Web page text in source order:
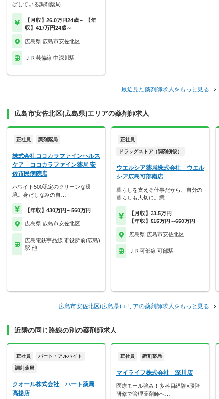
ばしている調剤薬局…
【月収】26.0万円24歳～ 【年
収】417万円24歳～
広島県 広島市安佐北区
ＪＲ芸備線 中深川駅
最近見た薬剤師求人をもっと見る
広島市安佐北区(広島県)エリアの薬剤師求人
正社員 調剤薬局
株式会社ココカラファインヘルス
ケア ココカラファイン薬局 安
佐市民病院店
ホワイト500認定のクリーンな環
境。身だしなみの自…
【年収】430万円～560万円
広島県 広島市安佐北区
広島電鉄宇品線 市役所前(広島)
駅 他
正社員
ドラッグストア（調剤併設）
ウエルシア薬局株式会社 ウエル
シア広島可部南店
暮らしを支える仕事だから、自分の
暮らしも大切に。業…
【月収】33.5万円
【年収】515万円～650万円
広島県 広島市安佐北区
ＪＲ可部線 可部駅
広島市安佐北区(広島県)エリアの薬剤師求人をもっと見る
近隣の同じ路線の別の薬剤師求人
正社員 パート・アルバイト
調剤薬局
クオール株式会社 ハート薬局
高揚店
正社員 調剤薬局
マイライフ株式会社 深川店
医療モール強み！多科目経験×段階
研修で管理薬剤師へ…